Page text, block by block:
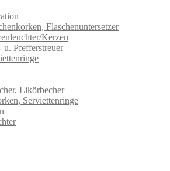
Flaschenuntersetzer
Kerzen
u. Pfefferstreuer
Likörbecher
Serviettenringe